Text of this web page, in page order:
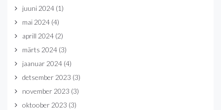
juuni 2024 (1)
mai 2024 (4)
aprill 2024 (2)
märts 2024 (3)
jaanuar 2024 (4)
detsember 2023 (3)
november 2023 (3)
oktoober 2023 (3)